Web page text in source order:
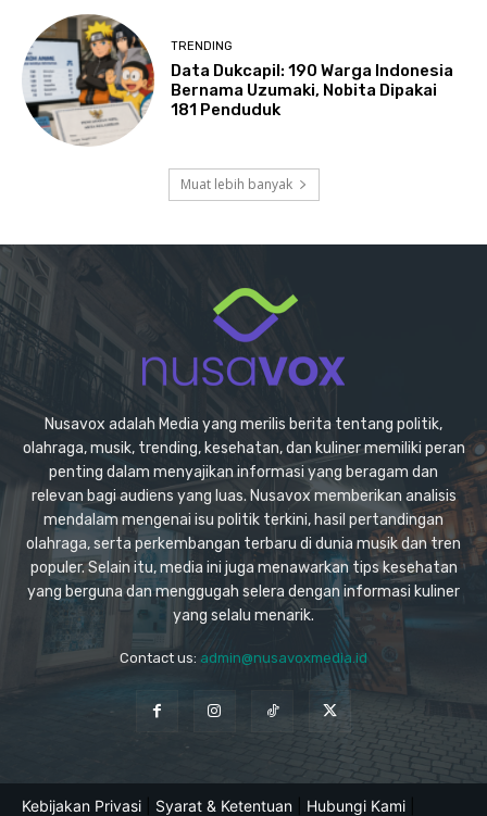
TRENDING
Data Dukcapil: 190 Warga Indonesia
Bernama Uzumaki, Nobita Dipakai
181 Penduduk
Muat lebih banyak
Nusavox adalah Media yang merilis berita tentang politik,
olahraga, musik, trending, kesehatan, dan kuliner memiliki peran
penting dalam menyajikan informasi yang beragam dan
relevan bagi audiens yang luas. Nusavox memberikan analisis
mendalam mengenai isu politik terkini, hasil pertandingan
olahraga, serta perkembangan terbaru di dunia musik dan tren
populer. Selain itu, media ini juga menawarkan tips kesehatan
yang berguna dan menggugah selera dengan informasi kuliner
yang selalu menarik.
Contact us: admin@nusavoxmedia.id
Kebijakan Privasi Syarat & Ketentuan Hubungi Kami